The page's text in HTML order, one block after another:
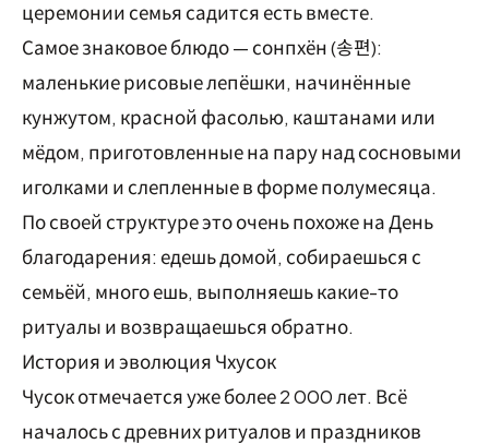
церемонии семья садится есть вместе.
Самое знаковое блюдо — сонпхён (송편):
маленькие рисовые лепёшки, начинённые
кунжутом, красной фасолью, каштанами или
мёдом, приготовленные на пару над сосновыми
иголками и слепленные в форме полумесяца.
По своей структуре это очень похоже на День
благодарения: едешь домой, собираешься с
семьёй, много ешь, выполняешь какие-то
ритуалы и возвращаешься обратно.
История и эволюция Чхусок
Чусок отмечается уже более 2 000 лет. Всё
началось с древних ритуалов и праздников